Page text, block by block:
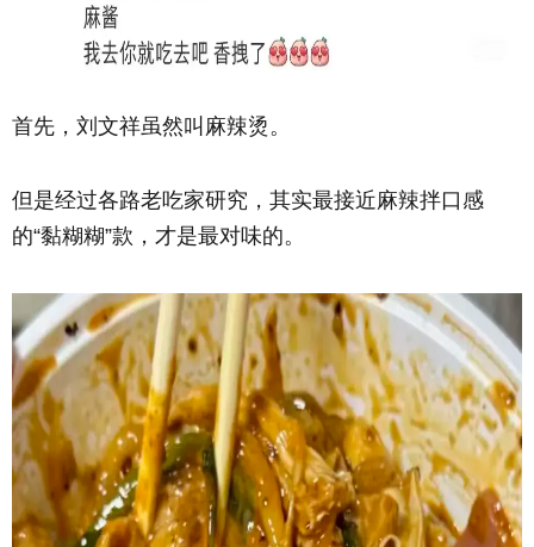
首先，刘文祥虽然叫麻辣烫。
但是经过各路老吃家研究，其实最接近麻辣拌口感
的“黏糊糊”款，才是最对味的。